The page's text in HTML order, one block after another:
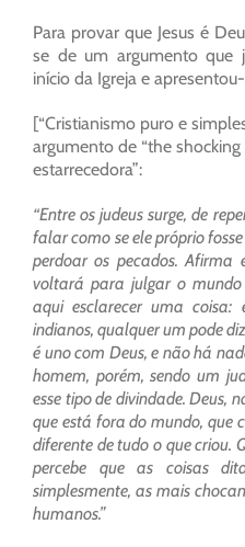
Para provar que Jesus é
se de um argumento que
início da Igreja e
[“Cristianismo puro e
argumento de “the
estarrecedora”:
“Entre os judeus surge, de
falar como se ele próprio
perdoar os pecados. Afirma
voltará para julgar o mundo
aqui esclarecer uma coisa:
indianos, qualquer um pode
é uno com Deus, e não há
homem, porém, sendo um
esse tipo de divindade. Deus,
que está fora do mundo, que
diferente de tudo o que criou.
percebe que as coisas
simplesmente, as mais
humanos.”